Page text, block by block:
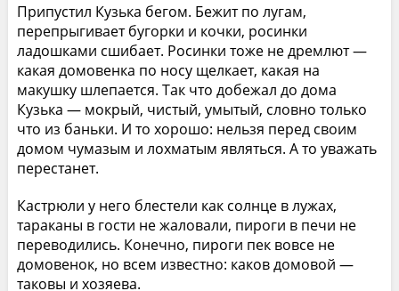
Припустил Кузька бегом. Бежит по лугам,
перепрыгивает бугорки и кочки, росинки
ладошками сшибает. Росинки тоже не дремлют —
какая домовенка по носу щелкает, какая на
макушку шлепается. Так что добежал до дома
Кузька — мокрый, чистый, умытый, словно только
что из баньки. И то хорошо: нельзя перед своим
домом чумазым и лохматым являться. А то уважать
перестанет.
Кастрюли у него блестели как солнце в лужах,
тараканы в гости не жаловали, пироги в печи не
переводились. Конечно, пироги пек вовсе не
домовенок, но всем известно: каков домовой —
таковы и хозяева.